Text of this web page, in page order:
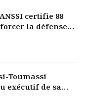
certifie 88
la défense
d’Ivoire
Toumassi
exécutif de sa